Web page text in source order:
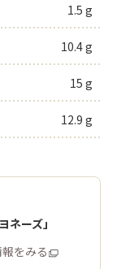
1.5 g
10.4 g
15 g
12.9 g
ネーズ」
をみる